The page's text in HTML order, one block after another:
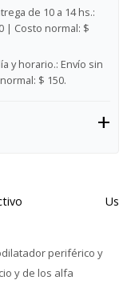
de 10 a 14 hs.:
| Costo normal: $
y horario.: Envío sin
$ 150.
periférico y
y de los alfa